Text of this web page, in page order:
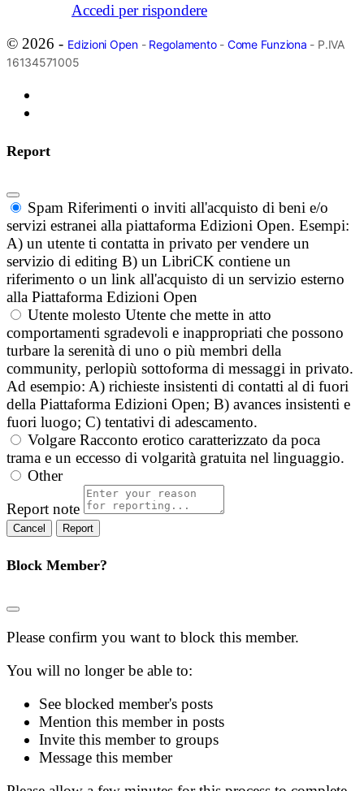
Accedi per rispondere
© 2026 - Edizioni Open- Regolamento- Come Funziona - P.IVA
16134571005
Report
Spam Riferimenti o inviti all'acquisto di beni e/o
servizi estranei alla piattaforma Edizioni Open. Esempi:
A) un utente ti contatta in privato per vendere un
servizio di editing B) un LibriCK contiene un
riferimento o un link all'acquisto di un servizio esterno
alla Piattaforma Edizioni Open
Utente molesto Utente che mette in atto
comportamenti sgradevoli e inappropriati che possono
turbare la serenità di uno o più membri della
community, perlopiù sottoforma di messaggi in privato.
Ad esempio: A) richieste insistenti di contatti al di fuori
della Piattaforma Edizioni Open; B) avances insistenti e
fuori luogo; C) tentativi di adescamento.
Volgare Racconto erotico caratterizzato da poca
trama e un eccesso di volgarità gratuita nel linguaggio.
Other
Report note
Report
Block Member?
Please confirm you want to block this member.
You will no longer be able to:
See blocked member's posts
Mention this member in posts
Invite this member to groups
Message this member